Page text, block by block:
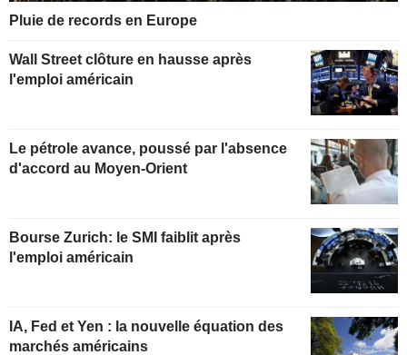
Pluie de records en Europe
Wall Street clôture en hausse après
l'emploi américain
Le pétrole avance, poussé par l'absence
d'accord au Moyen-Orient
Bourse Zurich: le SMI faiblit après
l'emploi américain
IA, Fed et Yen : la nouvelle équation des
marchés américains